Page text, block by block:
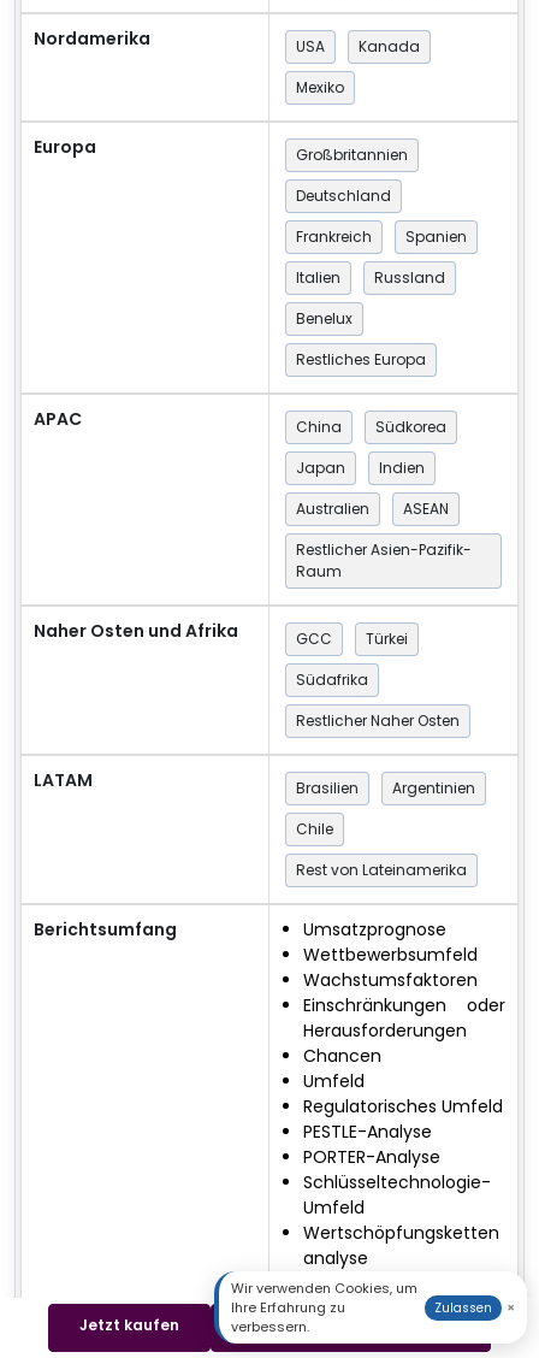
Nordamerika USA
Kanada
Mexiko
Europa
Großbritannien
Deutschland
Frankreich
Spanien
Italien
Russland
Benelux
Restliches Europa
APAC China
Südkorea
Japan
Indien
Australien
ASEAN
Restlicher Asien-Pazifik-
Raum
Naher Osten und Afrika GCC
Türkei
Südafrika
Restlicher Naher Osten
LATAM Brasilien
Argentinien
Chile
Rest von Lateinamerika
Berichtsumfang
Umsatzprognose
Wettbewerbsumfeld
Wachstumsfaktoren
Einschränkungen oder
Herausforderungen
Chancen
Umfeld
Regulatorisches Umfeld
PESTLE-Analyse
PORTER-Analyse
Schlüsseltechnologie-
Umfeld
Wertschöpfungsketten
analyse
Kostenanalyse
Regionale Trends
Prognose
Jetzt kaufen Beispiel herunterladen
Wir verwenden Cookies, um
Ihre Erfahrung zu
verbessern.
Zulassen ×